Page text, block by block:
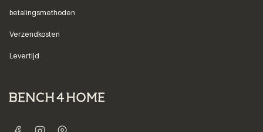
betalingsmethoden
Verzendkosten
Levertijd